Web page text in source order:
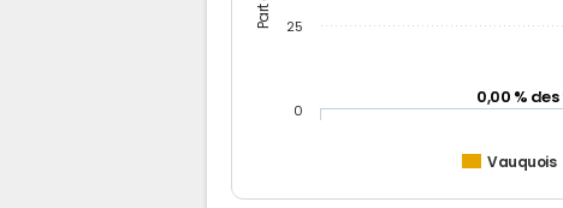
0,00 %
Vauquois
0
25